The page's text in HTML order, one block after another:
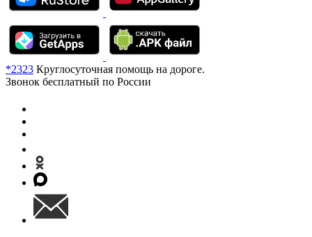
*2323 Круглосуточная помощь на дороге.
Звонок бесплатный по России